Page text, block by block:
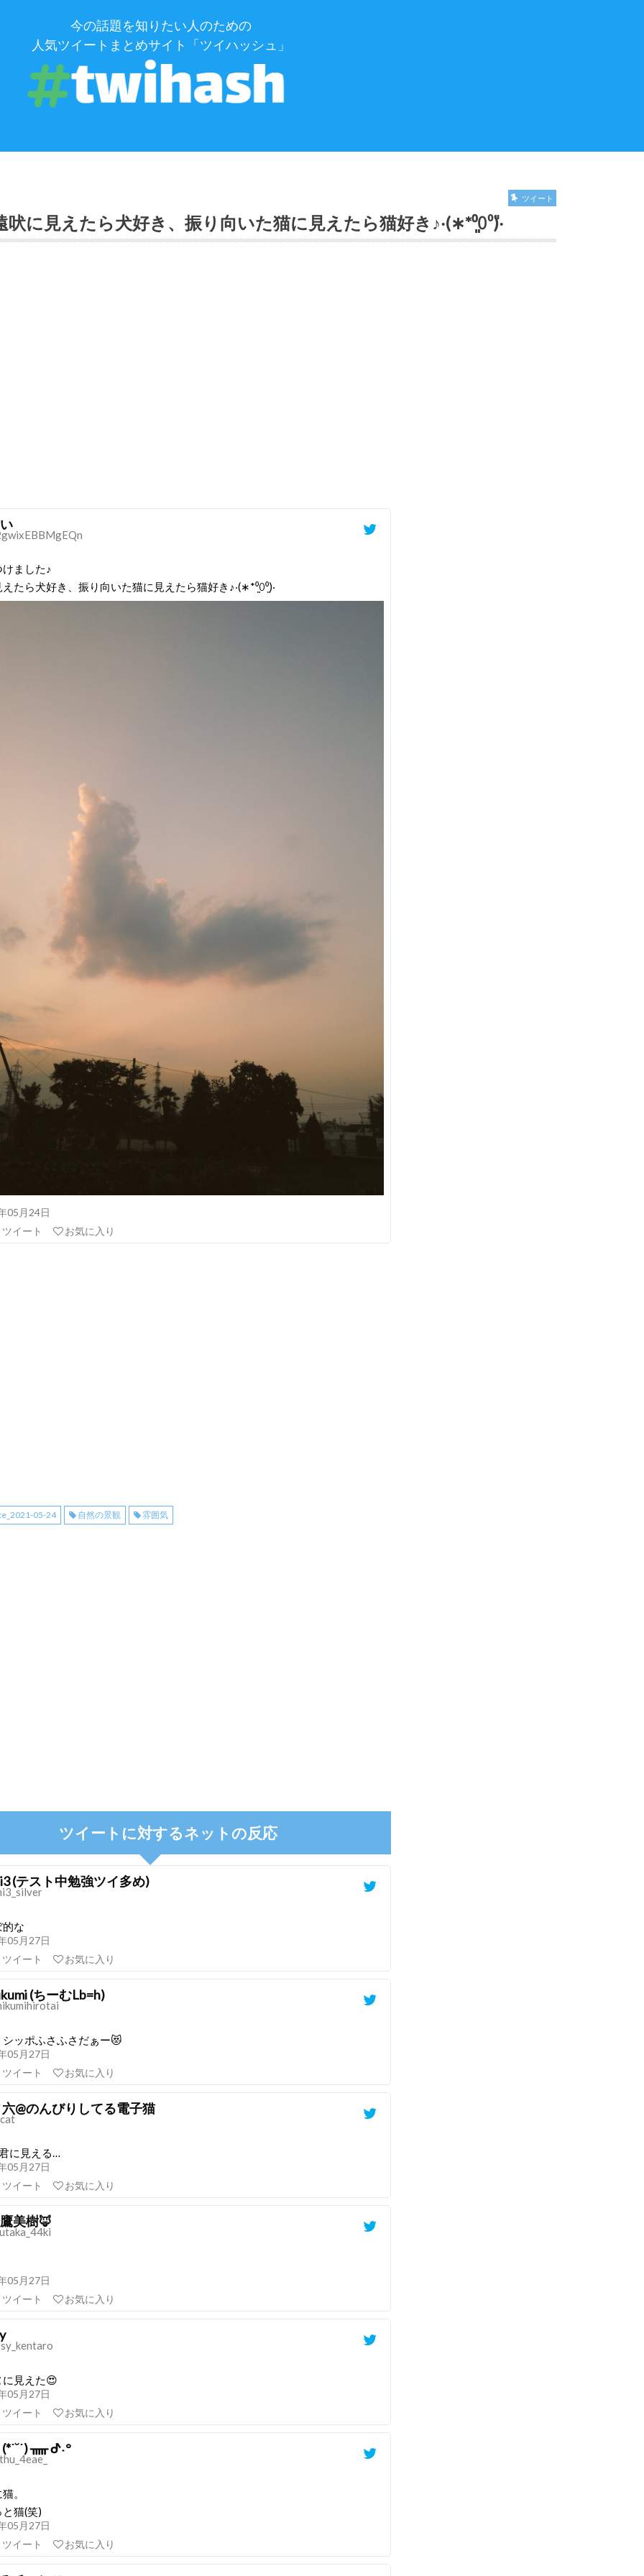
今の話題を知りたい人のための
人気ツイートまとめサイト「ツイハッシュ」
ツイート
に見えたら犬好き、振り向いた猫に見えたら猫好き♪‧(∗︎*⁰͈꒨⁰͈)‧
ました♪
たら犬好き、振り向いた猫に見えたら猫好き♪‧(∗︎*⁰͈꒨⁰͈)‧
05月24日
ツイート お気に入り
05-24 自然の景観 雰囲気
ツイートに対するネットの反応
(テスト中勉強ツイ多め)
的な
05月27日
ツイート お気に入り
(ちーむLb=h)
ッポふさふさだぁー😻
05月27日
ツイート お気に入り
六@のんびりしてる電子猫
に見える…
05月27日
ツイート お気に入り
美樹🦊
05月27日
ツイート お気に入り
見えた😍
05月27日
ツイート お気に入り
ᚅ ᕷ˖°
。
猫(笑)
05月27日
ツイート お気に入り